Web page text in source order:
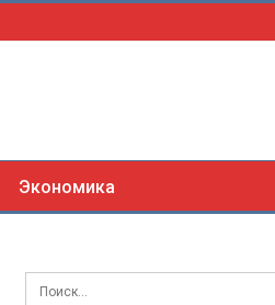
Экономика